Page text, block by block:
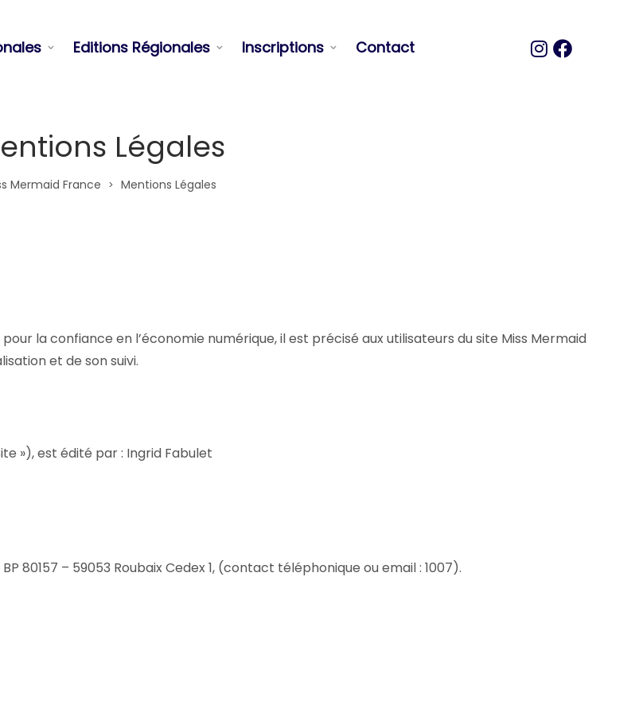
Editions Régionales Inscriptions Contact
Légales
Mermaid France > Mentions Légales
la confiance en l’économie numérique, il est précisé aux utilisateurs du site Miss Mermaid
et de son suivi.
»), est édité par : Ingrid Fabulet
80157 – 59053 Roubaix Cedex 1, (contact téléphonique ou email : 1007).